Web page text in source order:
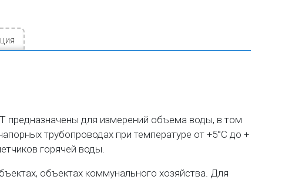
для измерений объема воды, в том
трубопроводах при температуре от +5°С до +
горячей воды.
объектах коммунального хозяйства. Для